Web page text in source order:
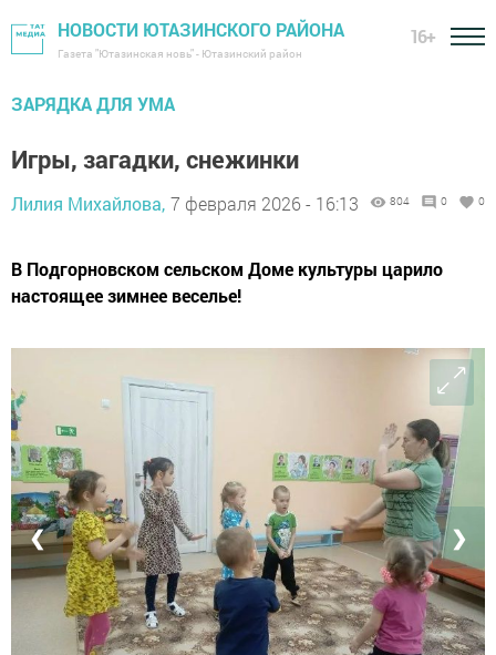
НОВОСТИ ЮТАЗИНСКОГО РАЙОНА
Газета "Ютазинская новь" - Ютазинский район
16+
ЗАРЯДКА ДЛЯ УМА
Игры, загадки, снежинки
Лилия Михайлова, 7 февраля 2026 - 16:13 804 0 0
В Подгорновском сельском Доме культуры царило
настоящее зимнее веселье!
❮ ❯